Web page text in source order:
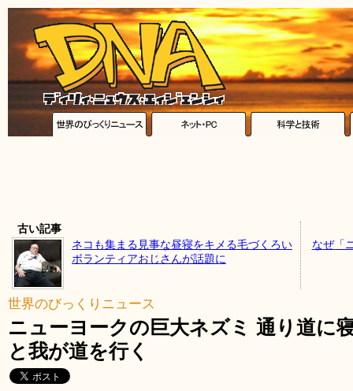
古い記事
ネコも集まる見事な昼寝をキメる毛づくろい
ボランティアおじさんが話題に
なぜ「
世界のびっくりニュース
ニューヨークの巨大ネズミ 通り道に
と我が道を行く